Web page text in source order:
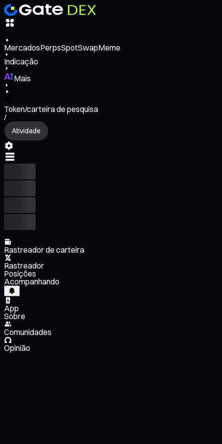
MercadosPerpsSpotSwapMeme
Indicação
Mais
Token/carteira de pesquisa
/
Atividade
Rastreador de carteira
Rastreador
Posições
Acompanhando
App
Sobre
Comunidades
Opinião